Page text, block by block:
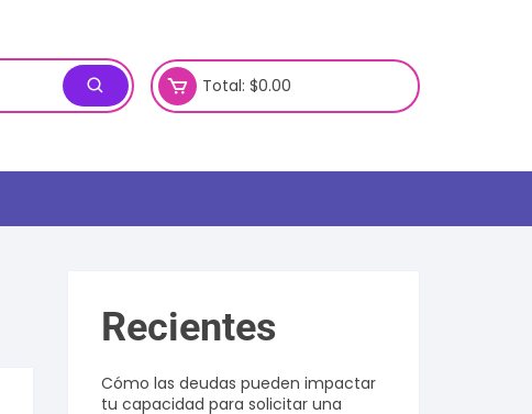
Total: $0.00
Recientes
Cómo las deudas pueden impactar
tu capacidad para solicitar una